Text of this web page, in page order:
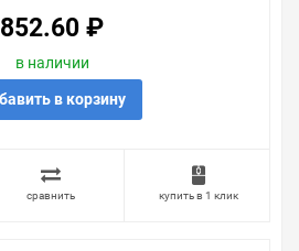
852.60 ₽
в наличии
в корзину
сравнить купить в 1 клик